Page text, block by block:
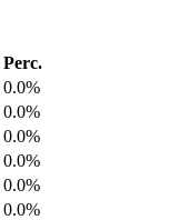
Perc.
0.0%
0.0%
0.0%
0.0%
0.0%
0.0%